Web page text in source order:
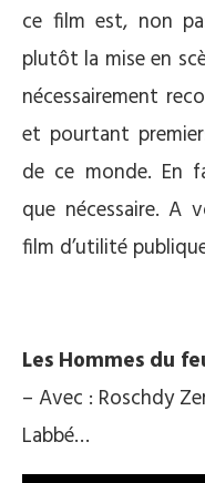
ce film est, non
plutôt la mise en
nécessairement
et pourtant
de ce monde. En
que nécessaire. A
film d’utilité
Les Hommes du
– Avec : Roschdy
Labbé…